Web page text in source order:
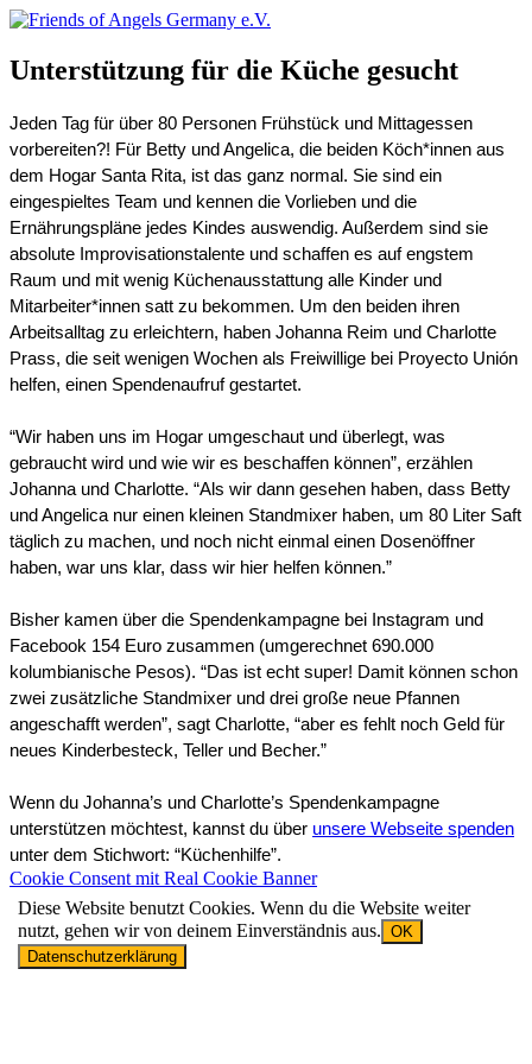
Unterstützung für die Küche gesucht
Jeden Tag für über 80 Personen Frühstück und Mittagessen
vorbereiten?! Für Betty und Angelica, die beiden Köch*innen aus
dem Hogar Santa Rita, ist das ganz normal. Sie sind ein
eingespieltes Team und kennen die Vorlieben und die
Ernährungspläne jedes Kindes auswendig. Außerdem sind sie
absolute Improvisationstalente und schaffen es auf engstem
Raum und mit wenig Küchenausstattung alle Kinder und
Mitarbeiter*innen satt zu bekommen. Um den beiden ihren
Arbeitsalltag zu erleichtern, haben Johanna Reim und Charlotte
Prass, die seit wenigen Wochen als Freiwillige bei Proyecto Unión
helfen, einen Spendenaufruf gestartet.
“Wir haben uns im Hogar umgeschaut und überlegt, was
gebraucht wird und wie wir es beschaffen können”, erzählen
Johanna und Charlotte. “Als wir dann gesehen haben, dass Betty
und Angelica nur einen kleinen Standmixer haben, um 80 Liter Saft
täglich zu machen, und noch nicht einmal einen Dosenöffner
haben, war uns klar, dass wir hier helfen können.”
Bisher kamen über die Spendenkampagne bei Instagram und
Facebook 154 Euro zusammen (umgerechnet 690.000
kolumbianische Pesos). “Das ist echt super! Damit können schon
zwei zusätzliche Standmixer und drei große neue Pfannen
angeschafft werden”, sagt Charlotte, “aber es fehlt noch Geld für
neues Kinderbesteck, Teller und Becher.”
Wenn du Johanna’s und Charlotte’s Spendenkampagne
unterstützen möchtest, kannst du über unsere Webseite spenden
unter dem Stichwort: “Küchenhilfe”.
Cookie Consent mit Real Cookie Banner
Diese Website benutzt Cookies. Wenn du die Website weiter
nutzt, gehen wir von deinem Einverständnis aus. OK
Datenschutzerklärung